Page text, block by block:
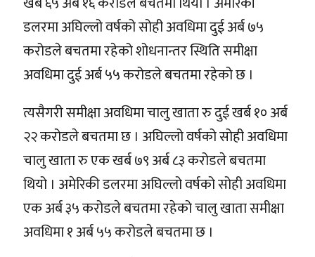
डलरमा अघिल्लो वर्षको सोही अवधिमा दुई अर्ब ७५
करोडले बचतमा रहेको शोधनान्तर स्थिति समीक्षा
अवधिमा दुई अर्ब ५५ करोडले बचतमा रहेको छ ।
त्यसैगरी समीक्षा अवधिमा चालु खाता रु दुई खर्ब १० अर्ब
२२ करोडले बचतमा छ । अघिल्लो वर्षको सोही अवधिमा
चालु खाता रु एक खर्ब ७९ अर्ब ८३ करोडले बचतमा
थियो । अमेरिकी डलरमा अघिल्लो वर्षको सोही अवधिमा
एक अर्ब ३५ करोडले बचतमा रहेको चालु खाता समीक्षा
अवधिमा १ अर्ब ५५ करोडले बचतमा छ ।